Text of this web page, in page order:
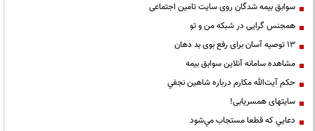
سوابق بیمه شدگان روی سایت تامین اجتماعی
همجنس گرایی در شبکه من و تو
13 توصیه آسان برای رفع بوی بد دهان
مشاهده سامانه آنلاين سوابق بیمه
حكم آيت‌الله مكارم درباره شاهين نجفي
سایتهای همسریابی!
دعايي كه قطعا مستجاب مي‌شود